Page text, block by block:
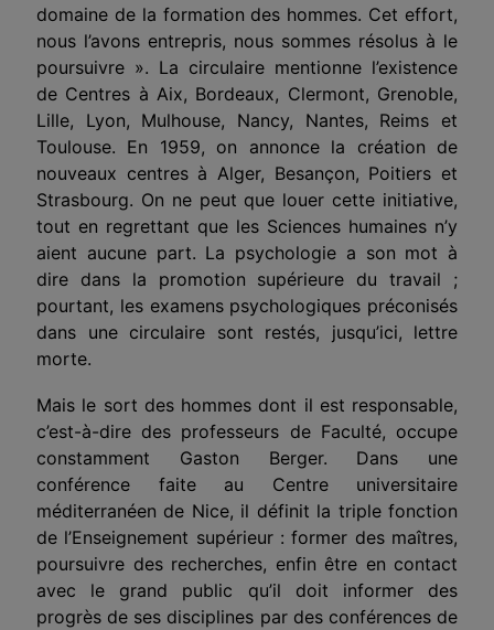
domaine de la formation des hommes. Cet effort,
nous l’avons entrepris, nous sommes résolus à le
poursuivre ». La circulaire mentionne l’existence
de Centres à Aix, Bordeaux, Clermont, Grenoble,
Lille, Lyon, Mulhouse, Nancy, Nantes, Reims et
Toulouse. En 1959, on annonce la création de
nouveaux centres à Alger, Besançon, Poitiers et
Strasbourg. On ne peut que louer cette initiative,
tout en regrettant que les Sciences humaines n’y
aient aucune part. La psychologie a son mot à
dire dans la promotion supérieure du travail ;
pourtant, les examens psychologiques préconisés
dans une circulaire sont restés, jusqu’ici, lettre
morte.
Mais le sort des hommes dont il est responsable,
c’est-à-dire des professeurs de Faculté, occupe
constamment Gaston Berger. Dans une
conférence faite au Centre universitaire
méditerranéen de Nice, il définit la triple fonction
de l’Enseignement supérieur : former des maîtres,
poursuivre des recherches, enfin être en contact
avec le grand public qu’il doit informer des
progrès de ses disciplines par des conférences de